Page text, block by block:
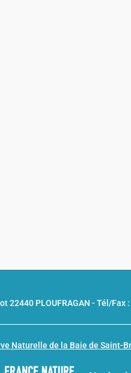
22440 PLOUFRAGAN -Tél/Fax
Naturelle de la Baie de Saint-